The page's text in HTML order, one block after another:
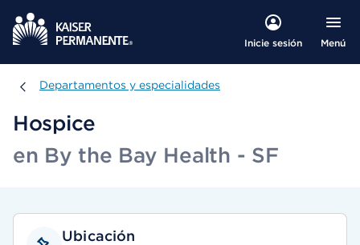
Inicie sesión Menú
Departamentos y especialidades
Departamentos y especialidades
Hospice
en By the Bay Health - SF
Ubicación